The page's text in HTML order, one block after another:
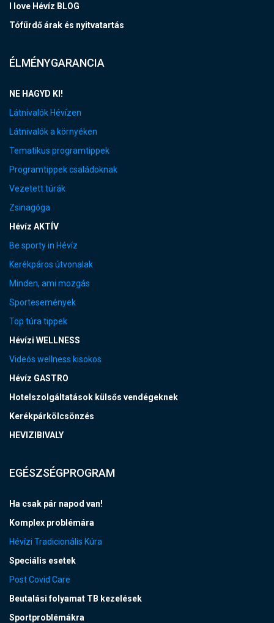
I love Hévíz BLOG
Tófürdő árak és nyitvatartás
ÉLMÉNYGARANCIA
NE HAGYD KI!
Látnivalók Hévízen
Látnivalók a környéken
Tematikus programtippek
Programtippek családoknak
Vezetett túrák
Zsinagóga
Hévíz AKTÍV
Be sporty in Hévíz
Kerékpáros útvonalak
Minden, ami mozgás
Sportesemények
Top túra tippek
Hévízi WELLNESS
Videós wellness kisokos
Hévíz GASTRO
Hotelszolgáltatások külsős vendégeknek
Kerékpárkölcsönzés
HEVIZIBIVALY
EGÉSZSÉGPROGRAM
Ha csak pár napod van!
Komplex problémára
Hévízi Tradicionális Kúra
Speciális esetek
Post Covid Care
Beutalási folyamat TB kezelések
Sportproblémákra